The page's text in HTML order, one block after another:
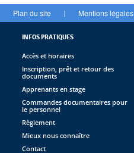
Plan du site | Mentions légales
INFOS PRATIQUES
Accès et horaires
Inscription, prêt et retour des
documents
Apprenants en stage
Commandes documentaires pour
le personnel
Règlement
Mieux nous connaître
Contact